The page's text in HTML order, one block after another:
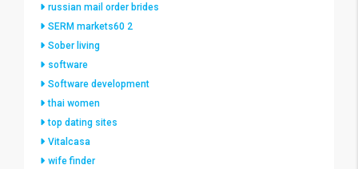
russian mail order brides
SERM markets60 2
Sober living
software
Software development
thai women
top dating sites
Vitalcasa
wife finder